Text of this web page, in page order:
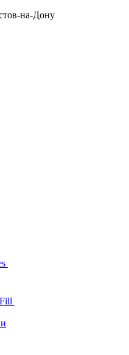
на-Дону